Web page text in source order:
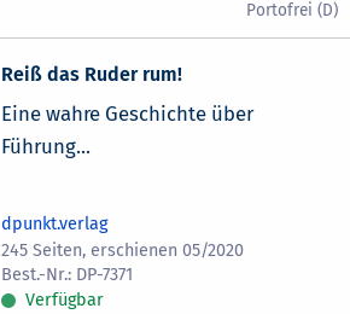
Reiß das Ruder rum!
Eine wahre Geschichte über
Führung...
dpunkt.verlag
245 Seiten, erschienen 05/2020
DP-7371
Verfügbar